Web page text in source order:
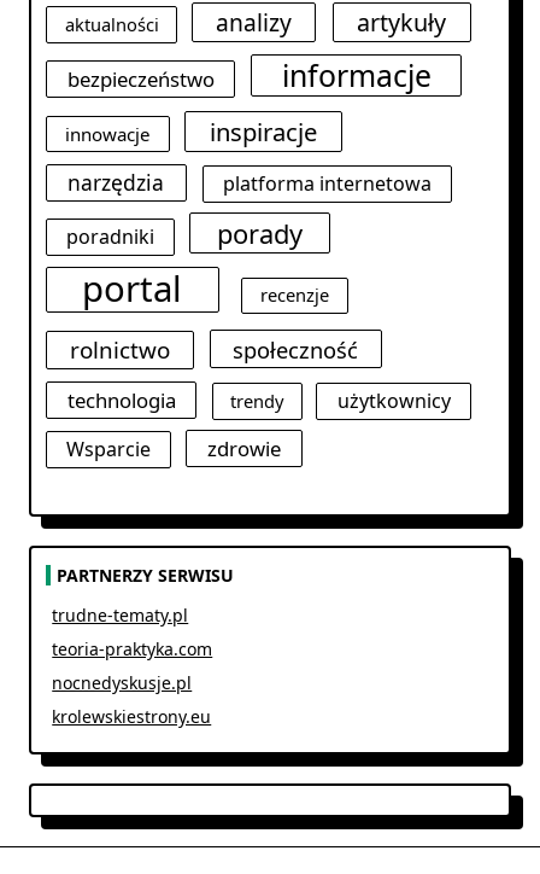
aktualności analizy artykuły
bezpieczeństwo informacje
innowacje inspiracje
narzędzia
platforma internetowa
poradniki
porady
portal recenzje
rolnictwo społeczność
technologia trendy
użytkownicy
Wsparcie
zdrowie
PARTNERZY SERWISU
trudne-tematy.pl
teoria-praktyka.com
nocnedyskusje.pl
krolewskiestrony.eu